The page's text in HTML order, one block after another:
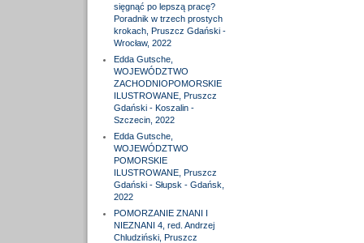
sięgnąć po lepszą pracę?
Poradnik w trzech prostych
krokach, Pruszcz Gdański -
Wrocław, 2022
Edda Gutsche,
WOJEWÓDZTWO
ZACHODNIOPOMORSKIE
ILUSTROWANE, Pruszcz
Gdański - Koszalin -
Szczecin, 2022
Edda Gutsche,
WOJEWÓDZTWO
POMORSKIE
ILUSTROWANE, Pruszcz
Gdański - Słupsk - Gdańsk,
2022
POMORZANIE ZNANI I
NIEZNANI 4, red. Andrzej
Chludziński, Pruszcz